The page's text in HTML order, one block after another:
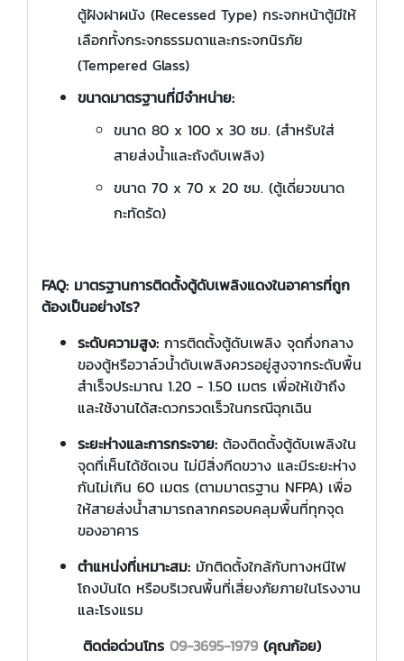
ตู้ฝังฝาผนัง (Recessed Type) กระจกหน้าตู้มีให้
เลือกทั้งกระจกธรรมดาและกระจกนิรภัย
(Tempered Glass)
ขนาดมาตรฐานที่มีจำหน่าย:
ขนาด 80 x 100 x 30 ซม. (สำหรับใส่
สายส่งน้ำและถังดับเพลิง)
ขนาด 70 x 70 x 20 ซม. (ตู้เดี่ยวขนาด
กะทัดรัด)
FAQ: มาตรฐานการติดตั้งตู้ดับเพลิงแดงในอาคารที่ถูก
ต้องเป็นอย่างไร?
ระดับความสูง: การติดตั้งตู้ดับเพลิง จุดกึ่งกลาง
ของตู้หรือวาล์วน้ำดับเพลิงควรอยู่สูงจากระดับพื้น
สำเร็จประมาณ 1.20 - 1.50 เมตร เพื่อให้เข้าถึง
และใช้งานได้สะดวกรวดเร็วในกรณีฉุกเฉิน
ระยะห่างและการกระจาย: ต้องติดตั้งตู้ดับเพลิงใน
จุดที่เห็นได้ชัดเจน ไม่มีสิ่งกีดขวาง และมีระยะห่าง
กันไม่เกิน 60 เมตร (ตามมาตรฐาน NFPA) เพื่อ
ให้สายส่งน้ำสามารถลากครอบคลุมพื้นที่ทุกจุด
ของอาคาร
ตำแหน่งที่เหมาะสม: มักติดตั้งใกล้กับทางหนีไฟ
โถงบันได หรือบริเวณพื้นที่เสี่ยงภัยภายในโรงงาน
และโรงแรม
ติดต่อด่วนโทร 09-3695-1979 (คุณก้อย)